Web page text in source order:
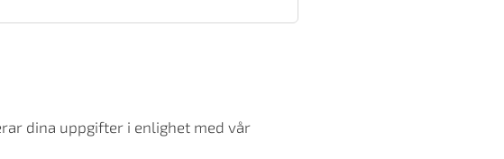
dina uppgifter i enlighet med vår